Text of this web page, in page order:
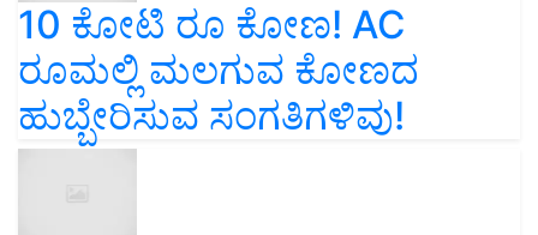
10 ಕೋಟಿ ರೂ ಕೋಣ! AC
ರೂಮಲ್ಲಿ ಮಲಗುವ ಕೋಣದ
ಹುಬ್ಬೇರಿಸುವ ಸಂಗತಿಗಳಿವು!